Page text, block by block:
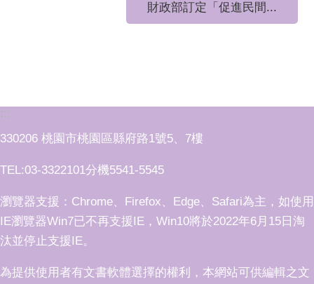
財政部訂定「促進民間...
:::
330206 桃園市桃園區縣府路1號5、7樓
TEL:03-3322101分機5541-5545
瀏覽器支援：Chrome、Firefox、Edge、Safari為主，如使用
IE瀏覽器Win7已不再支援IE，Win10將於2022年6月15日淘
汰並停止支援IE。
為提供使用者有文書軟體選擇的權利，本網站可供編輯之文